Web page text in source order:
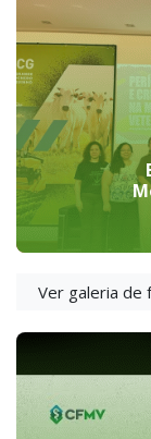
Ver galeria de